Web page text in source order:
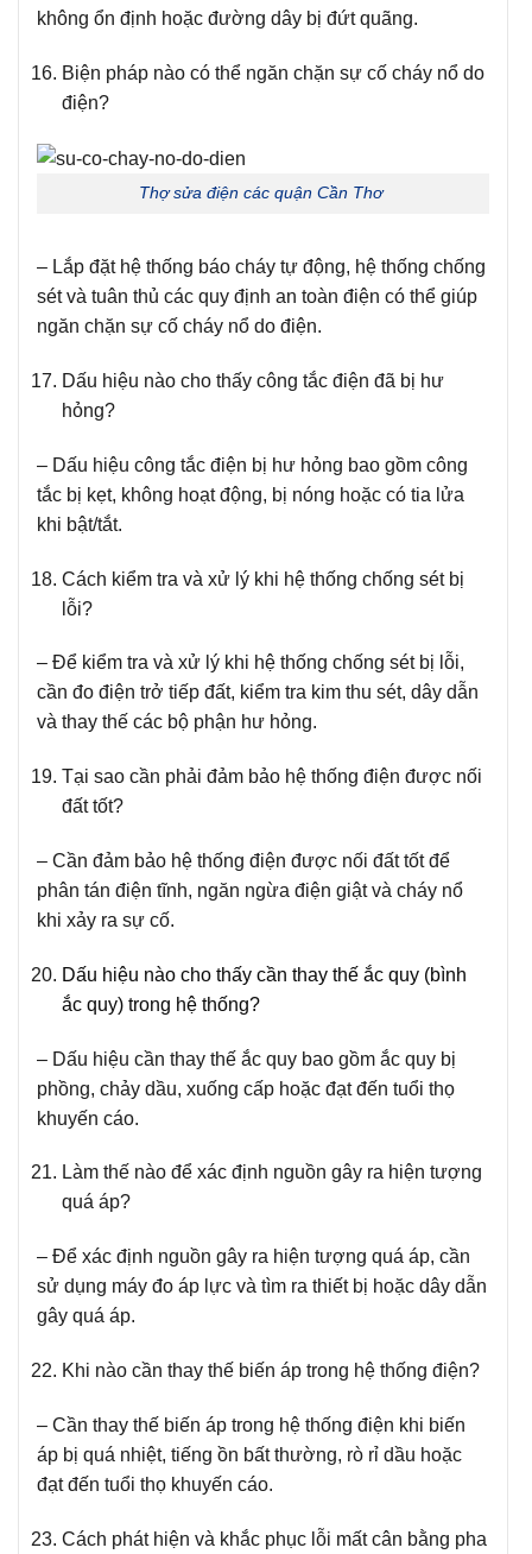
không ổn định hoặc đường dây bị đứt quãng.
Biện pháp nào có thể ngăn chặn sự cố cháy nổ do
điện?
Thợ sửa điện các quận Cần Thơ
– Lắp đặt hệ thống báo cháy tự động, hệ thống chống
sét và tuân thủ các quy định an toàn điện có thể giúp
ngăn chặn sự cố cháy nổ do điện.
Dấu hiệu nào cho thấy công tắc điện đã bị hư
hỏng?
– Dấu hiệu công tắc điện bị hư hỏng bao gồm công
tắc bị kẹt, không hoạt động, bị nóng hoặc có tia lửa
khi bật/tắt.
Cách kiểm tra và xử lý khi hệ thống chống sét bị
lỗi?
– Để kiểm tra và xử lý khi hệ thống chống sét bị lỗi,
cần đo điện trở tiếp đất, kiểm tra kim thu sét, dây dẫn
và thay thế các bộ phận hư hỏng.
Tại sao cần phải đảm bảo hệ thống điện được nối
đất tốt?
– Cần đảm bảo hệ thống điện được nối đất tốt để
phân tán điện tĩnh, ngăn ngừa điện giật và cháy nổ
khi xảy ra sự cố.
Dấu hiệu nào cho thấy cần thay thế ắc quy (bình
ắc quy) trong hệ thống?
– Dấu hiệu cần thay thế ắc quy bao gồm ắc quy bị
phồng, chảy dầu, xuống cấp hoặc đạt đến tuổi thọ
khuyến cáo.
Làm thế nào để xác định nguồn gây ra hiện tượng
quá áp?
– Để xác định nguồn gây ra hiện tượng quá áp, cần
sử dụng máy đo áp lực và tìm ra thiết bị hoặc dây dẫn
gây quá áp.
Khi nào cần thay thế biến áp trong hệ thống điện?
– Cần thay thế biến áp trong hệ thống điện khi biến
áp bị quá nhiệt, tiếng ồn bất thường, rò rỉ dầu hoặc
đạt đến tuổi thọ khuyến cáo.
Cách phát hiện và khắc phục lỗi mất cân bằng pha